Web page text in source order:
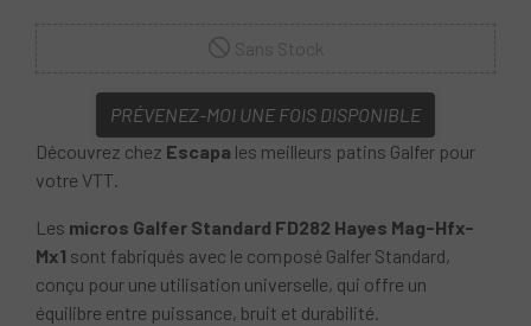
PRÉVENEZ-MOI UNE FOIS DISPONIBLE
Découvrez chez Escapa les meilleurs patins Galfer pour
votre VTT.
Les micros Galfer Standard FD282 Hayes Mag-Hfx-
Mx1 sont fabriqués avec le composé Galfer Standard,
conçu pour une utilisation universelle, qui offre un
équilibre entre puissance, bruit et durabilité.